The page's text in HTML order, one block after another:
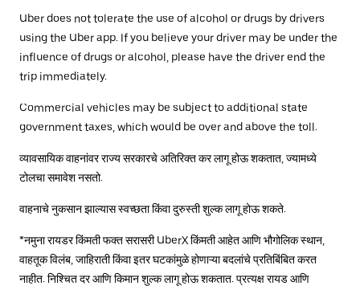
Uber does not tolerate the use of alcohol or drugs by drivers
using the Uber app. If you believe your driver may be under the
influence of drugs or alcohol, please have the driver end the
trip immediately.
Commercial vehicles may be subject to additional state
government taxes, which would be over and above the toll.
व्यावसायिक वाहनांवर राज्य सरकारचे अतिरिक्त कर लागू होऊ शकतात, ज्यामध्ये
टोलचा समावेश नसतो.
वाहनाचे नुकसान झाल्यास स्वच्छता किंवा दुरुस्ती शुल्क लागू होऊ शकते.
*नमुना रायडर किंमती फक्त सरासरी UberX किंमती आहेत आणि भौगोलिक स्थान,
वाहतूक विलंब, जाहिराती किंवा इतर घटकांमुळे होणाऱ्या बदलांचे प्रतिबिंबित करत
नाहीत. निश्चित दर आणि किमान शुल्क लागू होऊ शकतात. प्रत्यक्ष रायड आणि